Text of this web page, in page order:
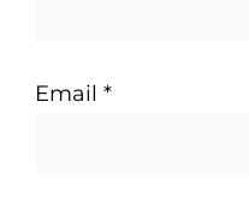
Email *